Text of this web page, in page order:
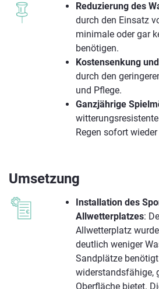
Reduzierung des
durch den Einsatz
minimale oder gar
benötigen.
Kostensenkung
durch den
und Pflege.
Ganzjährige
Regen sofort
Umsetzung
Installation des
Allwetterplatzes:
Allwetterplatz
deutlich weniger
Sandplätze
widerstandsfähige,
Oberfläche bietet.